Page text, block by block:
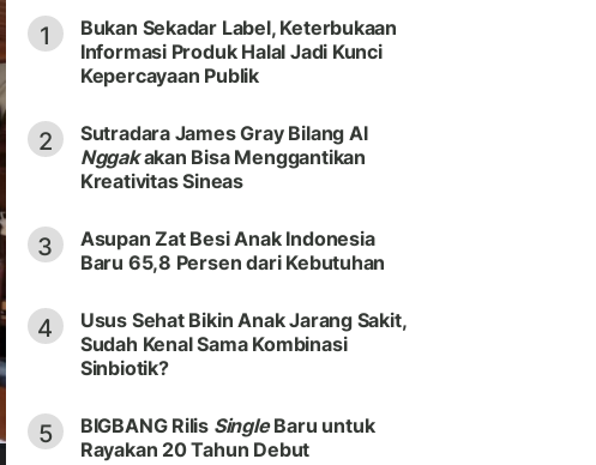
1
Bukan Sekadar Label, Keterbukaan
Informasi Produk Halal Jadi Kunci
Kepercayaan Publik
2
Sutradara James Gray Bilang Al
Nggakakan Bisa Menggantikan
Kreativitas Sineas
3
Asupan Zat Besi Anak Indonesia
Baru 65,8 Persen dari Kebutuhan
4
Usus Sehat Bikin Anak Jarang Sakit,
Sudah Kenal Sama Kombinasi
Sinbiotik?
5 BIGBANG Rilis SingleBaru untuk
Rayakan 20 Tahun Debut